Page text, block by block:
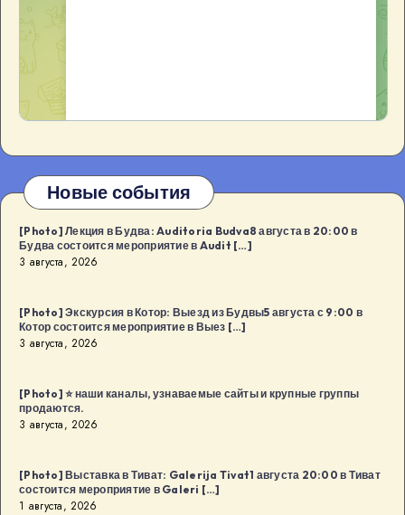
Новые события
[Photo] Лекция в Будва: Auditoria Budva8 августа в 20:00 в
Будва состоится мероприятие в Audit […]
3 августа, 2026
[Photo] Экскурсия в Котор: Выезд из Будвы5 августа с 9:00 в
Котор состоится мероприятие в Выез […]
3 августа, 2026
[Photo] ⭐️ наши каналы, узнаваемые сайты и крупные группы
продаются.
3 августа, 2026
[Photo] Выставка в Тиват: Galerija Tivat1 августа 20:00 в Тиват
состоится мероприятие в Galeri […]
1 августа, 2026